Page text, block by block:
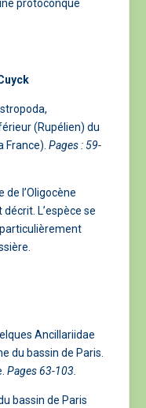
protoconque
(Rupélien) du
France).Pages : 59-
de l’Oligocène
L’espèce se
Ancillariidae
du bassin de Paris.
Pages 63-103.
bassin de Paris